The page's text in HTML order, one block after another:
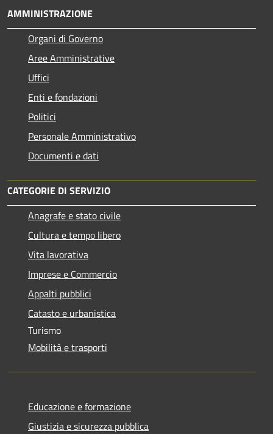
AMMINISTRAZIONE
Organi di Governo
Aree Amministrative
Uffici
Enti e fondazioni
Politici
Personale Amministrativo
Documenti e dati
CATEGORIE DI SERVIZIO
Anagrafe e stato civile
Cultura e tempo libero
Vita lavorativa
Imprese e Commercio
Appalti pubblici
Catasto e urbanistica
Turismo
Mobilità e trasporti
Educazione e formazione
Giustizia e sicurezza pubblica